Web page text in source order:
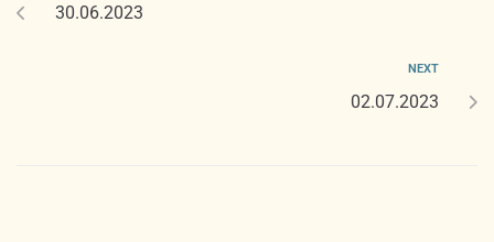
30.06.2023
NEXT
02.07.2023